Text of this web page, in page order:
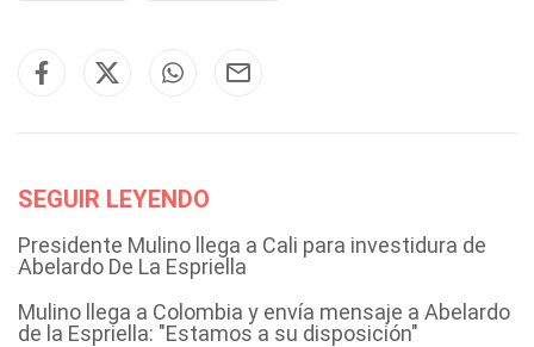
SEGUIR LEYENDO
Presidente Mulino llega a Cali para investidura de
Abelardo De La Espriella
Mulino llega a Colombia y envía mensaje a Abelardo
de la Espriella: "Estamos a su disposición"